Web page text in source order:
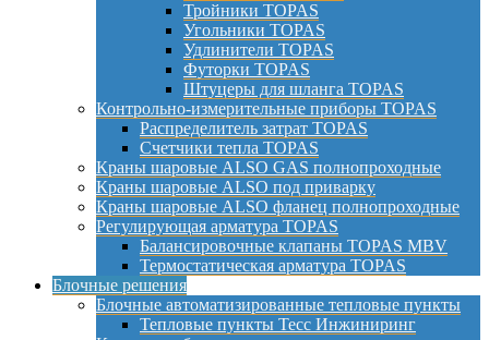
Тройники TOPAS
Угольники TOPAS
Удлинители TOPAS
Футорки TOPAS
Штуцеры для шланга TOPAS
Контрольно-измерительные приборы TOPAS
Распределитель затрат TOPAS
Счетчики тепла TOPAS
Краны шаровые ALSO GAS полнопроходные
Краны шаровые ALSO под приварку
Краны шаровые ALSO фланец полнопроходные
Регулирующая арматура TOPAS
Балансировочные клапаны TOPAS MBV
Термостатическая арматура TOPAS
Блочные решения
Блочные автоматизированные тепловые пункты
Тепловые пункты Тесс Инжиниринг